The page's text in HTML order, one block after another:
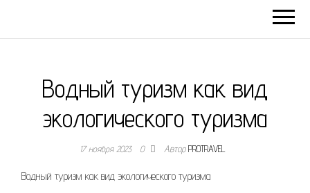
Водный туризм как вид
экологического туризма
17 ноября 2023 0 АвторPROTRAVEL
Водный туризм как вид экологического туризма